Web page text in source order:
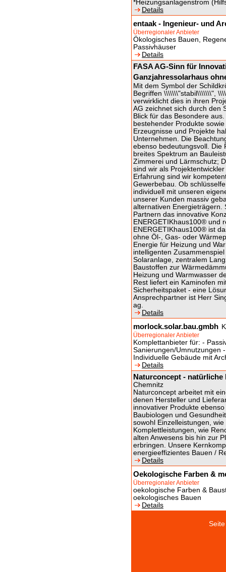
*Heizungsanlagenstrom
Details
entaak - Ingenieur- und
Überregionaler Anbieter
Ökologisches Bauen,
Passivhäuser
Details
FASA AG-Sinn für
Ganzjahressolarhaus
Mit dem Symbol der
Begriffen \\\\\\\"stabil\\\\\\\",
verwirklicht dies in ihren
AG zeichnet sich durch den
Blick für das Besondere
bestehender Produkte
Erzeugnisse und Projekte
Unternehmen. Die
ebenso bedeutungsvoll. Die
breites Spektrum an
Zimmerei und Lärmschutz;
sind wir als
Erfahrung sind wir
Gewerbebau. Ob
individuell mit unseren
unserer Kunden massiv
alternativen Energieträgern.
Partnern das innovative
ENERGETIKhaus100® und
ENERGETIKhaus100® ist
ohne Öl-, Gas- oder
Energie für Heizung und
intelligenten
Solaranlage, zentralem
Baustoffen zur
Heizung und Warmwasser
Rest liefert ein Kaminofen
Sicherheitspaket - eine
Ansprechpartner ist Herr
ag.
Details
morlock.solar.bau.gmbh
Überregionaler Anbieter
Komplettanbieter für: -
Sanierungen/Umnutzungen
Individuelle Gebäude mit
Details
Naturconcept -
Chemnitz
Naturconcept arbeitet mit
denen Hersteller und
innovativer Produkte
Baubiologen und
sowohl Einzelleistungen,
Komplettleistungen, wie
alten Anwesens bis hin zur
erbringen. Unsere
energieeffizientes Bauen /
Details
Oekologische Farben &
Überregionaler Anbieter
oekologische Farben &
oekologisches Bauen
Details